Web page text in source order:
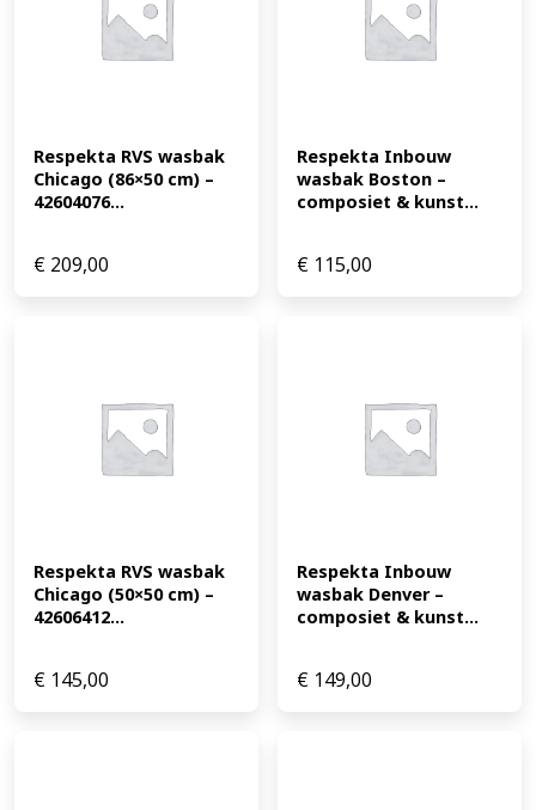
breedte Productkenmerken tabletd Soort:
Inbouwspoelbak Toepassingsgebied: voor
spoelbakonderkasten Kleur: zwart EAN: 4260515338180
Respekta RVS wasbak
Chicago (86×50 cm) –
42604076...
€ 209,00
Respekta Inbouw
wasbak Boston –
composiet & kunst...
€ 115,00
Respekta RVS wasbak
Chicago (50×50 cm) –
42606412...
€ 145,00
Respekta Inbouw
wasbak Denver –
composiet & kunst...
€ 149,00